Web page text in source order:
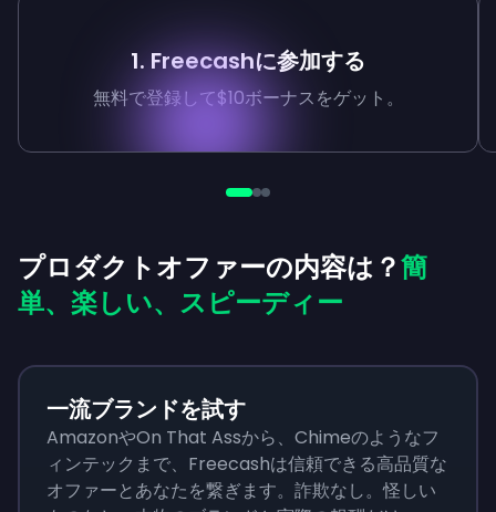
1. Freecashに参加する
無料で登録して$10ボーナスをゲット。
プロダクトオファーの内容は？簡
単、楽しい、スピーディー
一流ブランドを試す
AmazonやOn That Assから、Chimeのようなフ
ィンテックまで、Freecashは信頼できる高品質な
オファーとあなたを繋ぎます。詐欺なし。怪しい